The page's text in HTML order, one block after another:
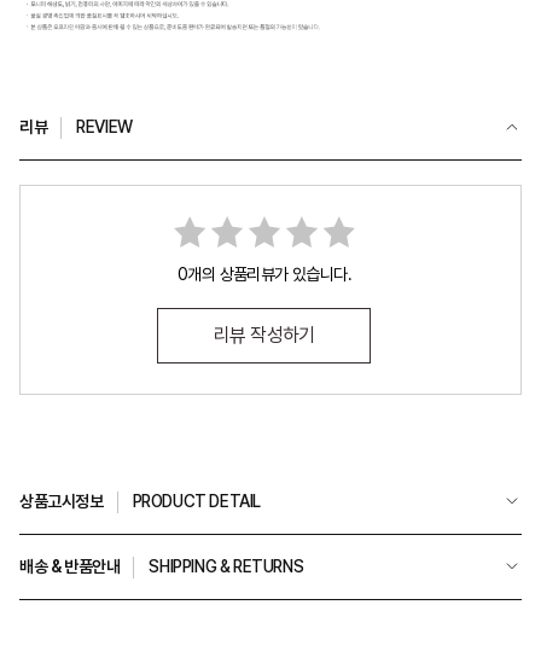
리뷰 REVIEW
0개의 상품리뷰가 있습니다.
리뷰 작성하기
상품고시정보 PRODUCT DETAIL
배송 & 반품안내 SHIPPING & RETURNS